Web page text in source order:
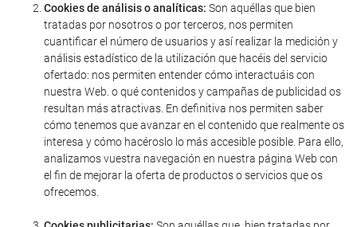
Cookies de análisis o analíticas: Son aquéllas que bien
tratadas por nosotros o por terceros, nos permiten
cuantificar el número de usuarios y así realizar la medición y
análisis estadístico de la utilización que hacéis del servicio
ofertado: nos permiten entender cómo interactuáis con
nuestra Web. o qué contenidos y campañas de publicidad os
resultan más atractivas. En definitiva nos permiten saber
cómo tenemos que avanzar en el contenido que realmente os
interesa y cómo hacéroslo lo más accesible posible. Para ello,
analizamos vuestra navegación en nuestra página Web con
el fin de mejorar la oferta de productos o servicios que os
ofrecemos.